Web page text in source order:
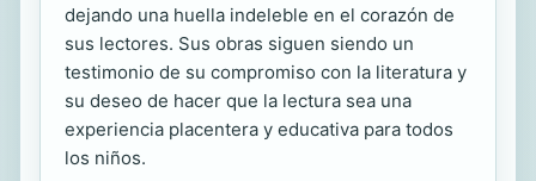
dejando una huella indeleble en el corazón de
sus lectores. Sus obras siguen siendo un
testimonio de su compromiso con la literatura y
su deseo de hacer que la lectura sea una
experiencia placentera y educativa para todos
los niños.